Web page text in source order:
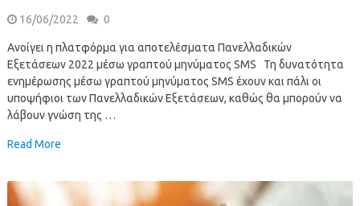
16/06/2022 0
Ανοίγει η πλατφόρμα για αποτελέσματα Πανελλαδικών
Εξετάσεων 2022 μέσω γραπτού μηνύματος SMS Τη δυνατότητα
ενημέρωσης μέσω γραπτού μηνύματος SMS έχουν και πάλι οι
υποψήφιοι των Πανελλαδικών Εξετάσεων, καθώς θα μπορούν να
λάβουν γνώση της …
Read More